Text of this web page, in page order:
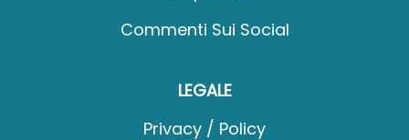
Commenti Sui Social
LEGALE
Privacy / Policy